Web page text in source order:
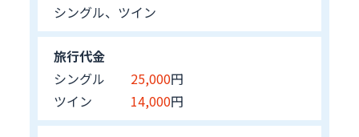
シングル、ツイン
旅行代金
シングル 25,000円
ツイン 14,000円